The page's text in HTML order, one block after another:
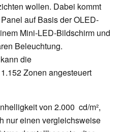
wollen. Dabei kommt
auf Basis der OLED-
Mini-LED-Bildschirm und
Beleuchtung.
die
Zonen angesteuert
von 2.000 cd/m²,
nur einen vergleichsweise